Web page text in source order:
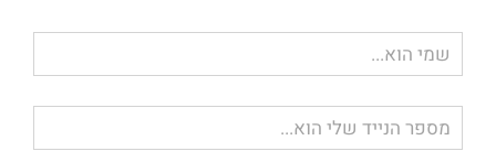
שם
מלא
טלפון